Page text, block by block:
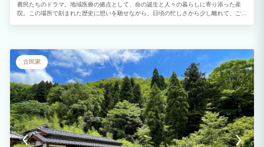
農民たちのドラマ。地域医療の拠点として、命の誕生と人々の暮らしに寄り添った産
院。この場所で刻まれた歴史に想いを馳せながら、日頃の忙しさから少し離れて、ごゆ
物配送サービス『手ぶらくん』登録施設 ＜敷地内のテナント＞ ・アロママッサージ
・足つぼマッサージ ・オーガニックパン ひと粒
古民家